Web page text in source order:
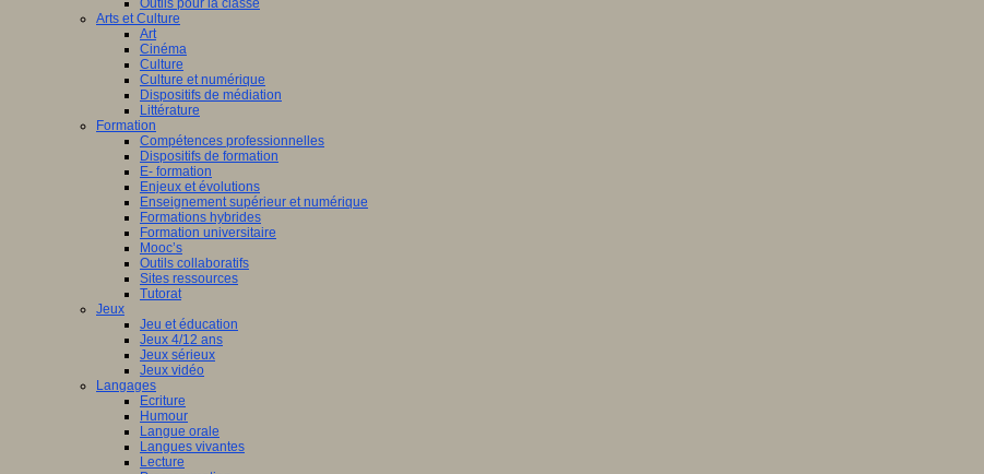
Outils pour la classe
Arts et Culture
Art
Cinéma
Culture
Culture et numérique
Dispositifs de médiation
Littérature
Formation
Compétences professionnelles
Dispositifs de formation
E- formation
Enjeux et évolutions
Enseignement supérieur et numérique
Formations hybrides
Formation universitaire
Mooc’s
Outils collaboratifs
Sites ressources
Tutorat
Jeux
Jeu et éducation
Jeux 4/12 ans
Jeux sérieux
Jeux vidéo
Langages
Ecriture
Humour
Langue orale
Langues vivantes
Lecture